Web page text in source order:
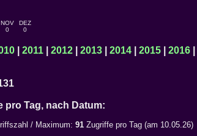
NOV
0
DEZ
0
2011 2012 2013 2014 2015 2016
pro Tag, nach Datum:
/ Maximum: 91 Zugriffe pro Tag (am 10.05.26)